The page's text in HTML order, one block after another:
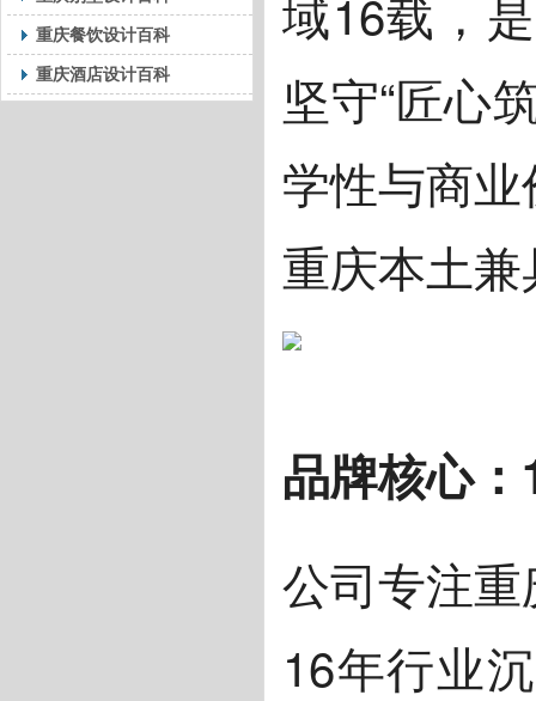
重庆餐饮设计百科
重庆酒店设计百科
域16载，
坚守“匠心
学性与商
重庆本土
品牌核心
公司专注
16年行业